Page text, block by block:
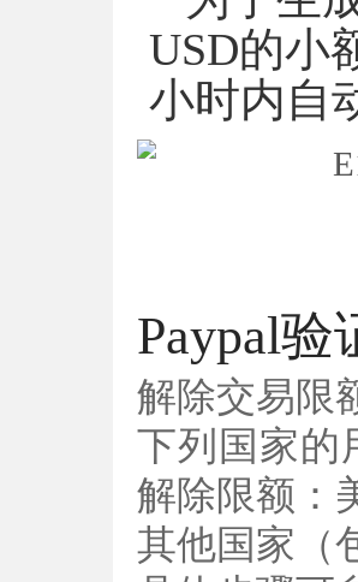
USD的小
小时内自
Paypal
解除交易限
下列国家的
解除限额：
其他国家（